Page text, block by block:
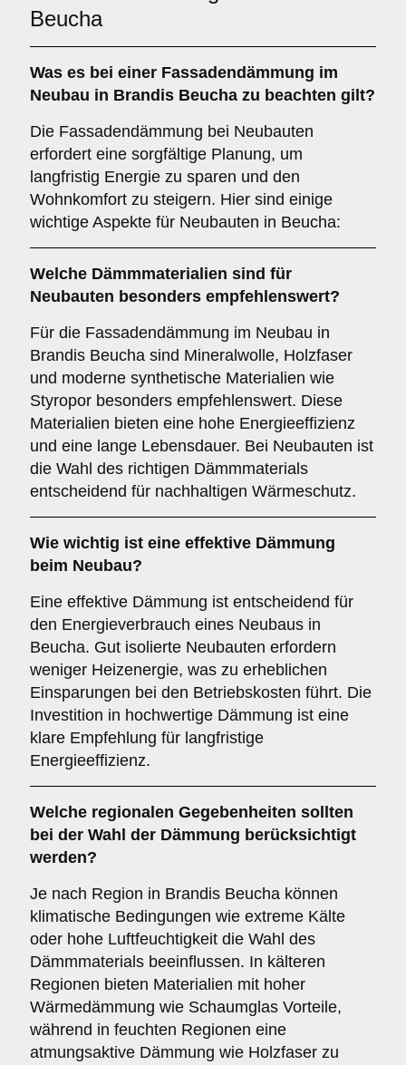
Beucha
Was es bei einer Fassadendämmung im
Neubau in Brandis Beucha zu beachten gilt?
Die Fassadendämmung bei Neubauten
erfordert eine sorgfältige Planung, um
langfristig Energie zu sparen und den
Wohnkomfort zu steigern. Hier sind einige
wichtige Aspekte für Neubauten in Beucha:
Welche Dämmmaterialien sind für
Neubauten besonders empfehlenswert?
Für die Fassadendämmung im Neubau in
Brandis Beucha sind Mineralwolle, Holzfaser
und moderne synthetische Materialien wie
Styropor besonders empfehlenswert. Diese
Materialien bieten eine hohe Energieeffizienz
und eine lange Lebensdauer. Bei Neubauten ist
die Wahl des richtigen Dämmmaterials
entscheidend für nachhaltigen Wärmeschutz.
Wie wichtig ist eine effektive Dämmung
beim Neubau?
Eine effektive Dämmung ist entscheidend für
den Energieverbrauch eines Neubaus in
Beucha. Gut isolierte Neubauten erfordern
weniger Heizenergie, was zu erheblichen
Einsparungen bei den Betriebskosten führt. Die
Investition in hochwertige Dämmung ist eine
klare Empfehlung für langfristige
Energieeffizienz.
Welche regionalen Gegebenheiten sollten
bei der Wahl der Dämmung berücksichtigt
werden?
Je nach Region in Brandis Beucha können
klimatische Bedingungen wie extreme Kälte
oder hohe Luftfeuchtigkeit die Wahl des
Dämmmaterials beeinflussen. In kälteren
Regionen bieten Materialien mit hoher
Wärmedämmung wie Schaumglas Vorteile,
während in feuchten Regionen eine
atmungsaktive Dämmung wie Holzfaser zu